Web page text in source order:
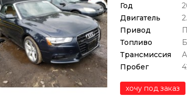
Год
Двигатель
Привод
Топливо
Трансмиссия
Пробег
хочу под заказ